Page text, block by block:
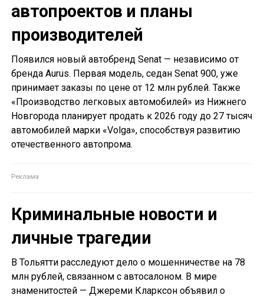
автопроектов и планы
производителей
Появился новый автобренд Senat — независимо от
бренда Aurus. Первая модель, седан Senat 900, уже
принимает заказы по цене от 12 млн рублей. Также
«Производство легковых автомобилей» из Нижнего
Новгорода планирует продать к 2026 году до 27 тысяч
автомобилей марки «Volga», способствуя развитию
отечественного автопрома.
Криминальные новости и
личные трагедии
В Тольятти расследуют дело о мошенничестве на 78
млн рублей, связанном с автосалоном. В мире
знаменитостей — Джереми Кларксон объявил о